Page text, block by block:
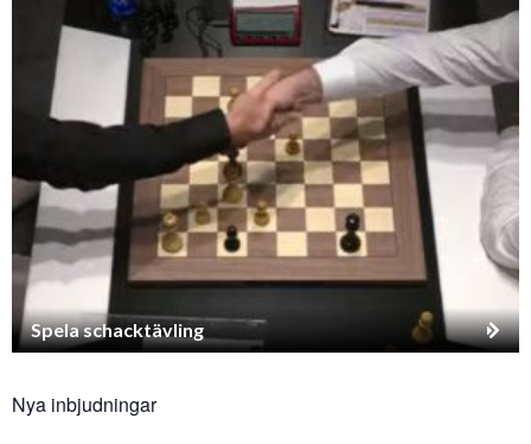
Spela schacktävling
Nya inbjudningar